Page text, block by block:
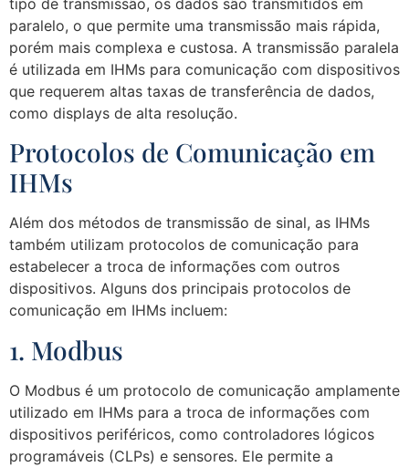
paralelo, o que permite uma transmissão mais rápida,
porém mais complexa e custosa. A transmissão paralela
é utilizada em IHMs para comunicação com dispositivos
que requerem altas taxas de transferência de dados,
como displays de alta resolução.
Protocolos de Comunicação em
IHMs
Além dos métodos de transmissão de sinal, as IHMs
também utilizam protocolos de comunicação para
estabelecer a troca de informações com outros
dispositivos. Alguns dos principais protocolos de
comunicação em IHMs incluem:
1. Modbus
O Modbus é um protocolo de comunicação amplamente
utilizado em IHMs para a troca de informações com
dispositivos periféricos, como controladores lógicos
programáveis (CLPs) e sensores. Ele permite a